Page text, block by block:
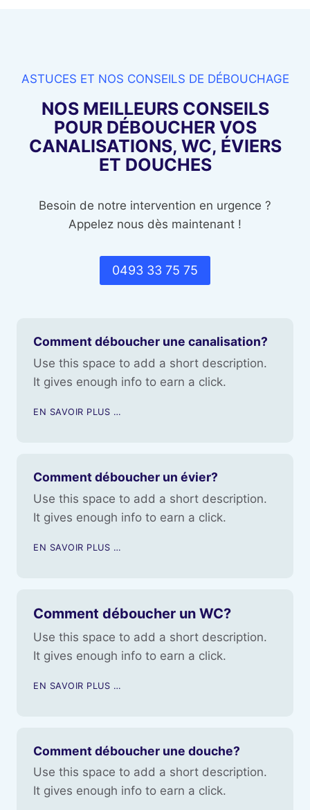
ASTUCES ET NOS CONSEILS DE DÉBOUCHAGE
NOS MEILLEURS CONSEILS
POUR DÉBOUCHER VOS
CANALISATIONS, WC, ÉVIERS
ET DOUCHES
Besoin de notre intervention en urgence ?
Appelez nous dès maintenant !
0493 33 75 75
Comment déboucher une canalisation?
Use this space to add a short description.
It gives enough info to earn a click.
EN SAVOIR PLUS …
Comment déboucher un évier?
Use this space to add a short description.
It gives enough info to earn a click.
EN SAVOIR PLUS …
Comment déboucher un WC?
Use this space to add a short description.
It gives enough info to earn a click.
EN SAVOIR PLUS …
Comment déboucher une douche?
Use this space to add a short description.
It gives enough info to earn a click.